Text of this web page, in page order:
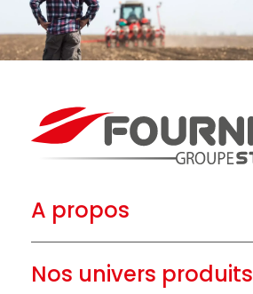
A propos
Nos univers produits